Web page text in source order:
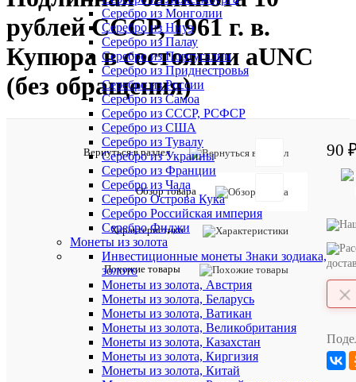
Серебро из Монголии
Серебро из Ниуэ
Серебро из Палау
Серебро из Португалии
Серебро из Приднестровья
Серебро из России
Серебро из Самоа
Серебро из СССР, РСФСР
Серебро из США
Серебро из Тувалу
Серебро из Украины
Серебро из Франции
Серебро из Чада
Серебро Острова Кука
Серебро Российская империя
Серебро Фиджи
Монеты из золота
Инвестиционные монеты Знаки зодиака,
золото
Монеты из золота, Австрия
Монеты из золота, Беларусь
Монеты из золота, Ватикан
Монеты из золота, Великобритания
Монеты из золота, Казахстан
Монеты из золота, Киргизия
Монеты из золота, Китай
рублей СССР, 1961 г. в.
Купюра в состоянии аUNC
(без обращения)
Вернуться в раздел
Обзор товара
Характеристики
Похожие товары
отзыв
Артикул:
товара:
90